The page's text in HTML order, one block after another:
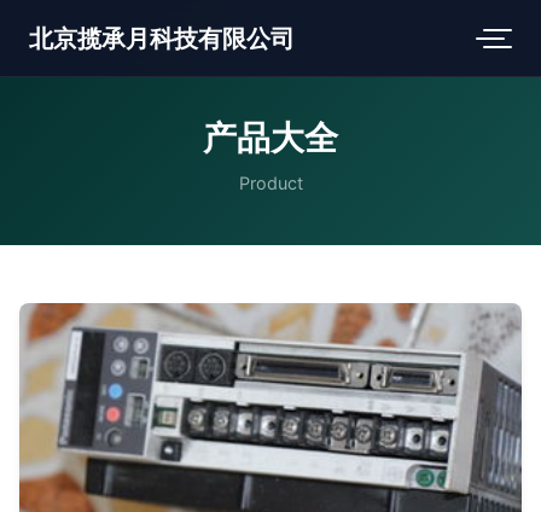
北京揽承月科技有限公司
产品大全
Product